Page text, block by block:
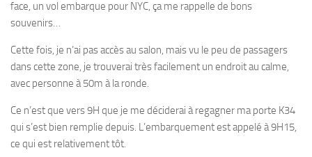
face, un vol embarque pour NYC, ça me rappelle de bons
souvenirs…
Cette fois, je n’ai pas accès au salon, mais vu le peu de passagers
dans cette zone, je trouverai très facilement un endroit au calme,
avec personne à 50m à la ronde.
Ce n’est que vers 9H que je me déciderai à regagner ma porte K34
qui s’est bien remplie depuis. L’embarquement est appelé à 9H15,
ce qui est relativement tôt.